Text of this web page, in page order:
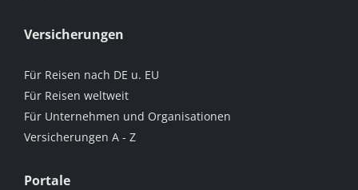
Versicherungen
Für Reisen nach DE u. EU
Für Reisen weltweit
Für Unternehmen und Organisationen
Versicherungen A - Z
Portale